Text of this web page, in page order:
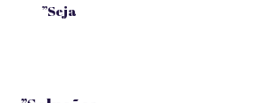
”Seja